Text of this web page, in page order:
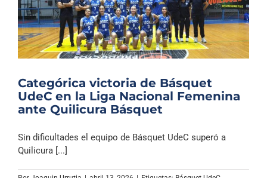
Podcast
Noticias
Columnas
Música Clásica
Especiales
Categórica victoria de Básquet
UdeC en la Liga Nacional Femenina
ante Quilicura Básquet
Sin dificultades el equipo de Básquet UdeC superó a
Quilicura [...]